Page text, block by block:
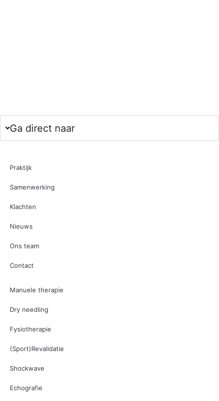
Ga direct naar
Praktijk
Samenwerking
Klachten
Nieuws
Ons team
Contact
Manuele therapie
Dry needling
Fysiotherapie
(Sport)Revalidatie
Shockwave
Echografie